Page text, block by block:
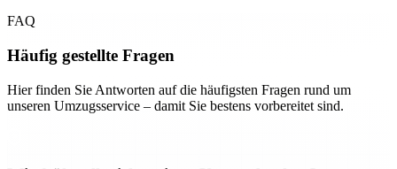
FAQ
Häufig gestellte Fragen
Hier finden Sie Antworten auf die häufigsten Fragen rund um
unseren Umzugsservice – damit Sie bestens vorbereitet sind.